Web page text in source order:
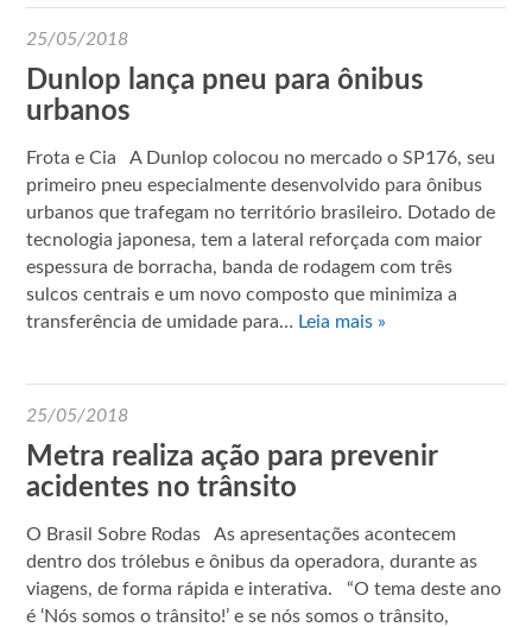
25/05/2018
Dunlop lança pneu para ônibus
urbanos
Frota e Cia A Dunlop colocou no mercado o SP176, seu
primeiro pneu especialmente desenvolvido para ônibus
urbanos que trafegam no território brasileiro. Dotado de
tecnologia japonesa, tem a lateral reforçada com maior
espessura de borracha, banda de rodagem com três
sulcos centrais e um novo composto que minimiza a
transferência de umidade para… Leia mais »
25/05/2018
Metra realiza ação para prevenir
acidentes no trânsito
O Brasil Sobre Rodas As apresentações acontecem
dentro dos trólebus e ônibus da operadora, durante as
viagens, de forma rápida e interativa. “O tema deste ano
é ‘Nós somos o trânsito!’ e se nós somos o trânsito,